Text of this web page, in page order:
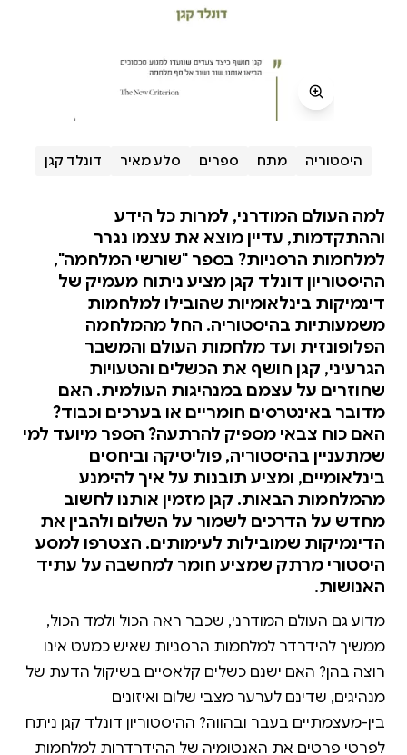
היסטוריה מתח ספרים סלע מאיר דונלד קגן
למה העולם המודרני, למרות כל הידע
וההתקדמות, עדיין מוצא את עצמו נגרר
למלחמות הרסניות? בספר "שורשי המלחמה",
ההיסטוריון דונלד קגן מציע ניתוח מעמיק של
דינמיקות בינלאומיות שהובילו למלחמות
משמעותיות בהיסטוריה. החל מהמלחמה
הפלופונזית ועד מלחמות העולם והמשבר
הגרעיני, קגן חושף את הכשלים והטעויות
שחוזרים על עצמם במנהיגות העולמית. האם
מדובר באינטרסים חומריים או בערכים וכבוד?
האם כוח צבאי מספיק להרתעה? הספר מיועד למי
שמתעניין בהיסטוריה, פוליטיקה וביחסים
בינלאומיים, ומציע תובנות על איך להימנע
מהמלחמות הבאות. קגן מזמין אותנו לחשוב
מחדש על הדרכים לשמור על השלום ולהבין את
הדינמיקות שמובילות לעימותים. הצטרפו למסע
היסטורי מרתק שמציע חומר למחשבה על עתיד
האנושות.
מדוע גם העולם המודרני, שכבר ראה הכול ולמד הכול,
ממשיך להידרדר למלחמות הרסניות שאיש כמעט אינו
רוצה בהן? האם ישנם כשלים קלאסיים בשיקול הדעת של
מנהיגים, שדינם לערער מצבי שלום ואיזונים
בין-מעצמתיים בעבר ובהווה? ההיסטוריון דונלד קגן ניתח
לפרטי פרטים את האנטומיה של ההידרדרות למלחמות